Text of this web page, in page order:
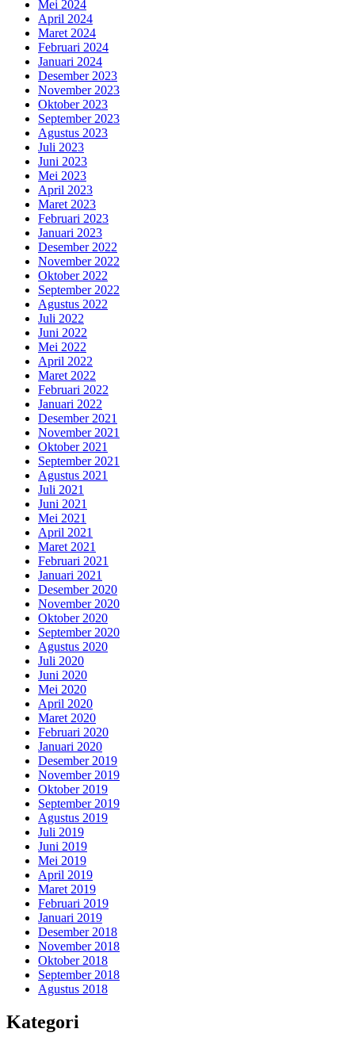
Mei 2024
April 2024
Maret 2024
Februari 2024
Januari 2024
Desember 2023
November 2023
Oktober 2023
September 2023
Agustus 2023
Juli 2023
Juni 2023
Mei 2023
April 2023
Maret 2023
Februari 2023
Januari 2023
Desember 2022
November 2022
Oktober 2022
September 2022
Agustus 2022
Juli 2022
Juni 2022
Mei 2022
April 2022
Maret 2022
Februari 2022
Januari 2022
Desember 2021
November 2021
Oktober 2021
September 2021
Agustus 2021
Juli 2021
Juni 2021
Mei 2021
April 2021
Maret 2021
Februari 2021
Januari 2021
Desember 2020
November 2020
Oktober 2020
September 2020
Agustus 2020
Juli 2020
Juni 2020
Mei 2020
April 2020
Maret 2020
Februari 2020
Januari 2020
Desember 2019
November 2019
Oktober 2019
September 2019
Agustus 2019
Juli 2019
Juni 2019
Mei 2019
April 2019
Maret 2019
Februari 2019
Januari 2019
Desember 2018
November 2018
Oktober 2018
September 2018
Agustus 2018
Kategori